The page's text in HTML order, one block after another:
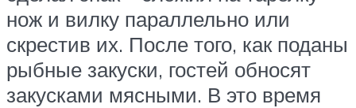
нож и вилку параллельно или
скрестив их. После того, как поданы
рыбные закуски, гостей обносят
закусками мясными. В это время